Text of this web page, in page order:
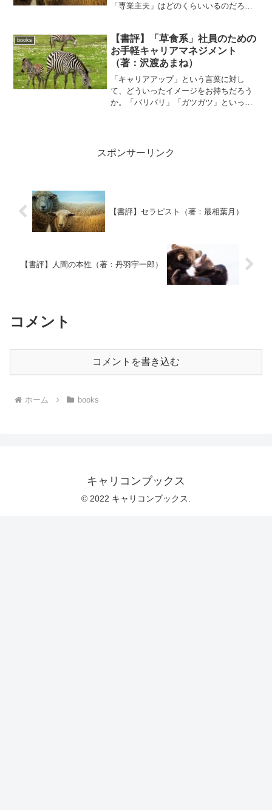
「専業主夫」はどのくらいいるのだろう
は第3号被保険者の男性が11万人いるとい
うことだ（ちなみに女...
books
【書評】「草食系」社員のための
お手軽キャリアマネジメント
（著：沢渡あまね）
「キャリアアップ」という言葉に対し
て、どういったイメージをお持ちだろう
か。「バリバリ」「ガツガツ」といっ
い、「草食系」タイプの人でもキ...
スポンサーリンク
【書評】セラピスト（著：最相葉月）￼￼
【書評】人間の本性（著：丹羽宇一郎）￼￼
コメント
コメントを書き込む
ホーム books
キャリコンブックス
© 2022 キャリコンブックス.